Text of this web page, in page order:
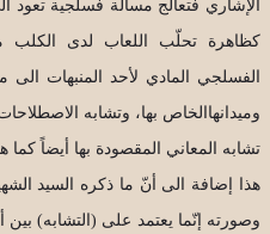
الإشاري فتعالج مسألة فسلجية تعود
كظاهرة تحلّب اللعاب لدى الكلب
الفسلجي المادي لأحد المنبهات
وميدانهاالخاص بها، وتشابه
تشابه المعاني المقصودة بها أيضاً كما
هذا إضافة الى أنّ ما ذكره السيد
وصورته إنّما يعتمد على (التشابه)